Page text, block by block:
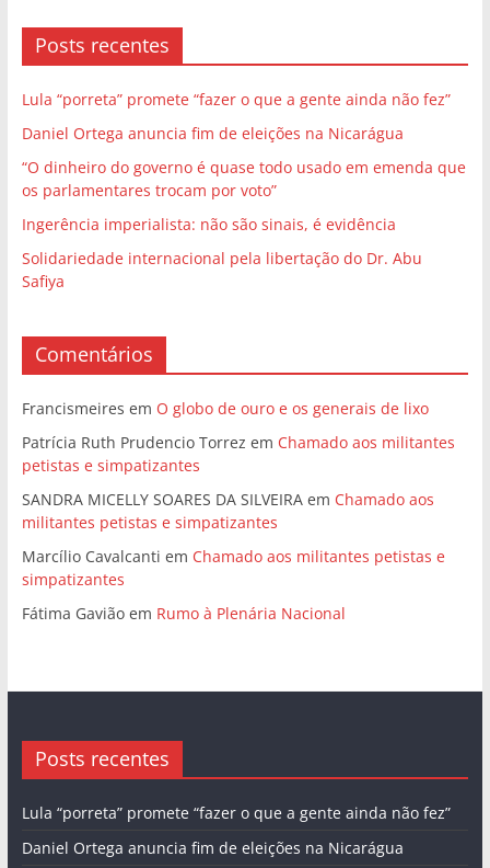
Posts recentes
Lula “porreta” promete “fazer o que a gente ainda não fez”
Daniel Ortega anuncia fim de eleições na Nicarágua
“O dinheiro do governo é quase todo usado em emenda que
os parlamentares trocam por voto”
Ingerência imperialista: não são sinais, é evidência
Solidariedade internacional pela libertação do Dr. Abu
Safiya
Comentários
Francismeires em O globo de ouro e os generais de lixo
Patrícia Ruth Prudencio Torrez em Chamado aos militantes
petistas e simpatizantes
SANDRA MICELLY SOARES DA SILVEIRAem Chamado aos
militantes petistas e simpatizantes
Marcílio Cavalcanti em Chamado aos militantes petistas e
simpatizantes
Fátima Gaviãoem Rumo à Plenária Nacional
Posts recentes
Lula “porreta” promete “fazer o que a gente ainda não fez”
Daniel Ortega anuncia fim de eleições na Nicarágua